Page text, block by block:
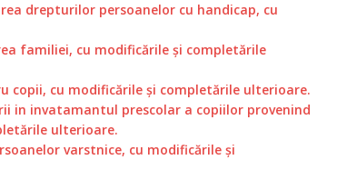
drepturilor persoanelor cu handicap, cu
familiei, cu modificările și completările
copii, cu modificările și completările ulterioare.
in invatamantul prescolar a copiilor provenind
ulterioare.
varstnice, cu modificările și